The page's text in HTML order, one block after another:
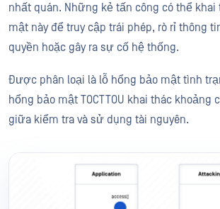
nhất quán. Những kẻ tấn công có thể khai
mật này để truy cập trái phép, rò rỉ thông
quyền hoặc gây ra sự cố hệ thống.
Được phân loại là lỗ hổng bảo mật tình
hổng bảo mật TOCTTOU khai thác khoảng
giữa kiểm tra và sử dụng tài nguyên.